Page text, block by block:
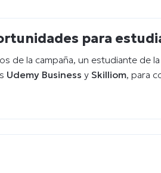
para
de la campaña, un estudiante de la
Udemy Business y Skilliom, para